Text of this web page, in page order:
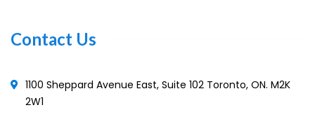
Contact Us
1100 Sheppard Avenue East, Suite 102 Toronto, ON. M2K
2W1